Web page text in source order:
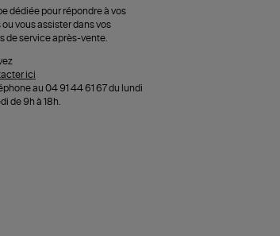
dédiée pour répondre à vos
vous assister dans vos
de service après-vente.
ici
au 04 91 44 61 67 du lundi
de 9h à 18h.